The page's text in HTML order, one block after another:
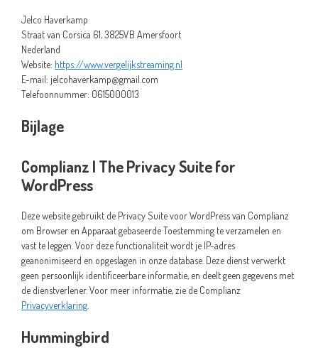
Jelco Haverkamp
Straat van Corsica 61, 3825VB Amersfoort
Nederland
Website: https://www.vergelijkstreaming.nl
E-mail: jelcohaverkamp@gmail.com
Telefoonnummer: 0615000013
Bijlage
Complianz | The Privacy Suite for
WordPress
Deze website gebruikt de Privacy Suite voor WordPress van Complianz
om Browser en Apparaat gebaseerde Toestemming te verzamelen en
vast te leggen. Voor deze functionaliteit wordt je IP-adres
geanonimiseerd en opgeslagen in onze database. Deze dienst verwerkt
geen persoonlijk identificeerbare informatie, en deelt geen gegevens met
de dienstverlener. Voor meer informatie, zie de Complianz
Privacyverklaring
Hummingbird